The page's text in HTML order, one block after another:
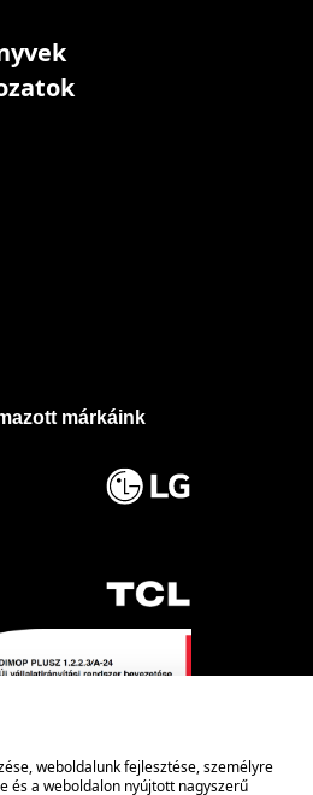
márkáink
weboldalunk fejlesztése, személyre
és a weboldalon nyújtott nagyszerű